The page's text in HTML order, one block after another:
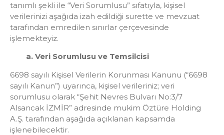
tanımlı şekli ile “Veri Sorumlusu” sıfatıyla, kişisel
verilerinizi aşağıda izah edildiği surette ve mevzuat
tarafından emredilen sınırlar çerçevesinde
işlemekteyiz.
a. Veri Sorumlusu ve Temsilcisi
6698 sayılı Kişisel Verilerin Korunması Kanunu (“6698
sayılı Kanun”) uyarınca, kişisel verileriniz; veri
sorumlusu olarak “Şehit Nevres Bulvarı No:3/7
Alsancak İZMİR” adresinde mukim Öztüre Holding
A.Ş. tarafından aşağıda açıklanan kapsamda
işlenebilecektir.